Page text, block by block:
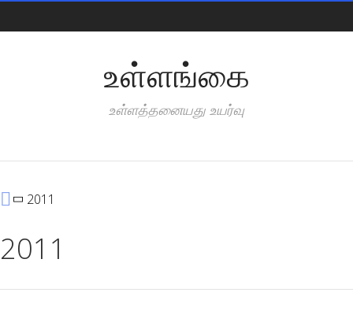
உள்ளங்கை
உள்ளத்தனையது உயர்வு
2011
2011